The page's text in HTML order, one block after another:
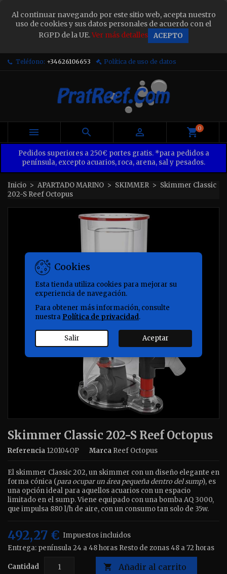
Al continuar navegando por este sitio web, acepta nuestro
uso de cookies y sus datos personales de acuerdo con el
RGPD de la UE.Ver más detalles ACEPTO
Teléfono: +34626106653 Política de uso de datos
   0
Pedidos superiores a 250€ portes gratis. *para pedidos a
península, excepto acuarios, roca, arena, sal y pesados.
Inicio APARTADO MARINO SKIMMER
Skimmer Classic
202-S Reef Octopus
Skimmer Classic 202-S Reef Octopus
Referencia 120104OP Marca Reef Octopus
El skimmer Classic 202, un skimmer con un diseño elegante en
forma cónica (para ocupar un área pequeña dentro del sump), es
una opción ideal para aquellos acuarios con un espacio
limitado en el sump. Viene equipado con una bomba AQ 3000,
que impulsa 880 l/h de aire, con un consumo tan solo de 35w.
492,27 € Impuestos incluidos
Entrega: península 24 a 48 horas Resto de zonas 48 a 72 horas
Cantidad  Añadir al carrito
Cookies
Esta tienda utiliza cookies para mejorar su
experiencia de navegación.
Para obtener más información, consulte
nuestra Política de privacidad.
Salir Aceptar
Sign in ×
You need to be logged in to save products in your
wish list.